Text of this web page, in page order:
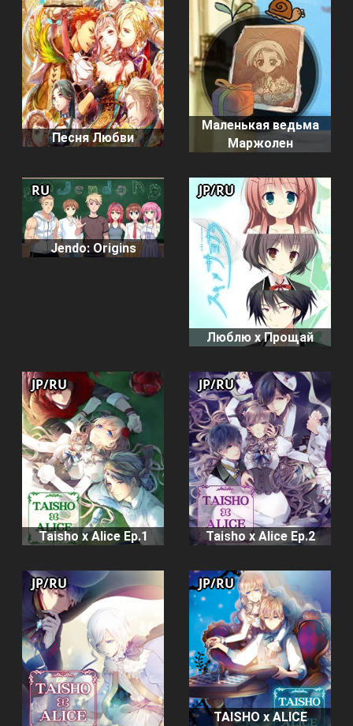
Песня Любви
Маленькая ведьма
Маржолен
Jendo: Origins
RU
Люблю x Прощай
JP/RU
Taisho x Alice Ep.1
JP/RU
Taisho x Alice Ep.2
JP/RU
JP/RU
TAISHO x ALICE
JP/RU